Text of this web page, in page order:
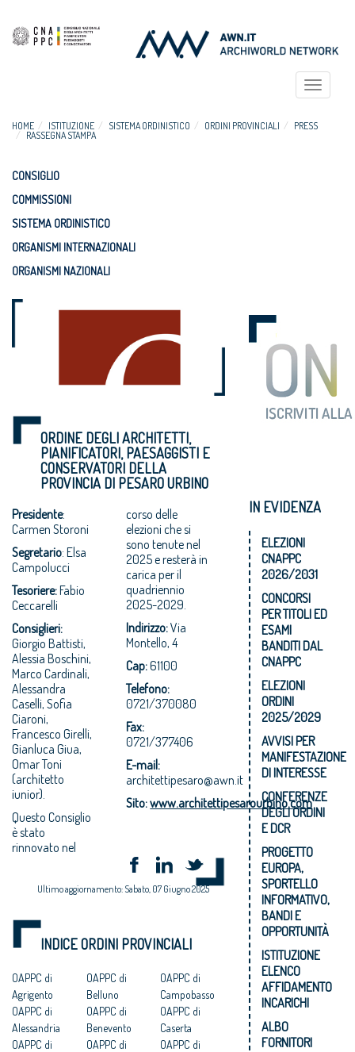
Toggle
HOME ISTITUZIONE SISTEMA ORDINISTICO ORDINI PROVINCIALI
PRESS
RASSEGNA STAMPA
CONSIGLIO
COMMISSIONI
SISTEMA ORDINISTICO
ORGANISMI INTERNAZIONALI
ORGANISMI NAZIONALI
ORDINE DEGLI ARCHITETTI,
PIANIFICATORI, PAESAGGISTI E
CONSERVATORI DELLA
PROVINCIA DI PESARO URBINO
Presidente:
Carmen Storoni
Segretario: Elsa
Campolucci
Tesoriere:Fabio
Ceccarelli
Consiglieri:
Giorgio Battisti,
Alessia Boschini,
Marco Cardinali,
Alessandra
Caselli, Sofia
Ciaroni,
Francesco Girelli,
Gianluca Giua,
Omar Toni
(architetto
iunior).
Questo Consiglio
è stato
rinnovato nel
corso delle
elezioni che si
sono tenute nel
2025 e resterà in
carica per il
quadriennio
2025-2029.
Indirizzo:Via
Montello, 4
Cap:61100
Telefono:
0721/370080
Fax:
0721/377406
E-mail:
architettipesaro@awn.it
Sito:www.architettipesarourbino.com
Ultimo aggiornamento: Sabato, 07 Giugno 2025
INDICE ORDINI PROVINCIALI
OAPPC di
Agrigento
OAPPC di
Alessandria
OAPPC di
OAPPC di
Belluno
OAPPC di
Benevento
OAPPC di
OAPPC di
Campobasso
OAPPC di
Caserta
OAPPC di
IN EVIDENZA
ELEZIONI
CNAPPC
2026/2031
CONCORSI
PER TITOLI ED
ESAMI
BANDITI DAL
CNAPPC
ELEZIONI
ORDINI
2025/2029
AVVISI PER
MANIFESTAZIONE
DI INTERESSE
CONFERENZE
DEGLI ORDINI
E DCR
PROGETTO
EUROPA,
SPORTELLO
INFORMATIVO,
BANDI E
OPPORTUNITÀ
ISTITUZIONE
ELENCO
AFFIDAMENTO
INCARICHI
ALBO
FORNITORI